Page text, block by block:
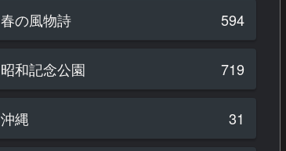
春の風物詩 594
昭和記念公園 719
沖縄 31